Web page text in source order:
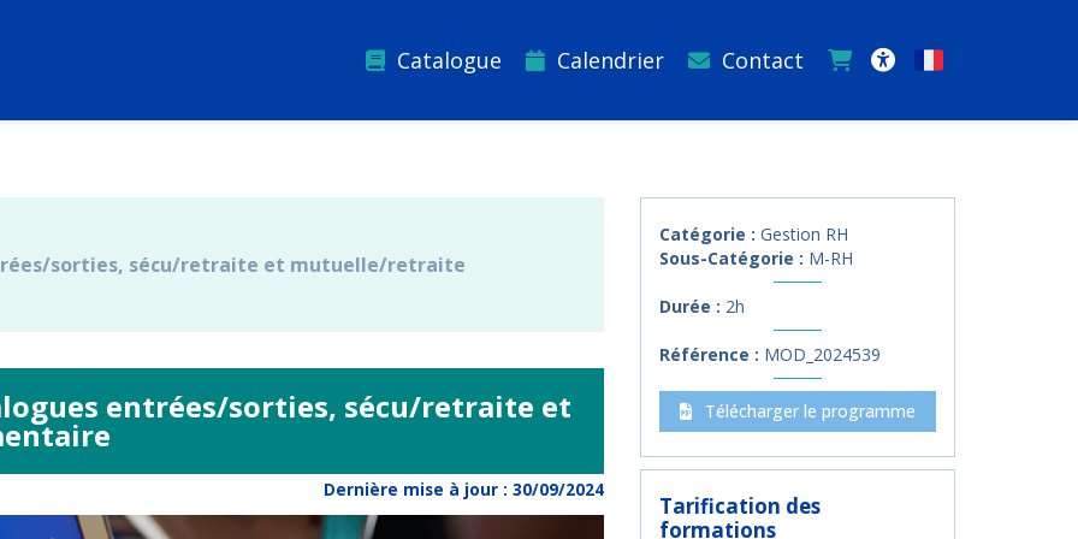
Catalogue Calendrier Contact Français
sorties, sécu/retraite et mutuelle/retraite
entrées/sorties, sécu/retraite et
Dernière mise à jour : 30/09/2024
Catégorie : Gestion RH
Sous-Catégorie : M-RH
Durée : 2h
Référence : MOD_2024539
Télécharger le programme
Tarification des
formations